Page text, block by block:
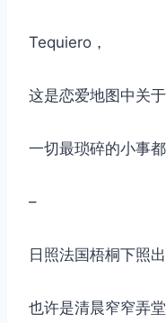
Tequiero，
这是恋爱地图中关
一切最琐碎的小事
–
日照法国梧桐下照
也许是清晨窄窄弄